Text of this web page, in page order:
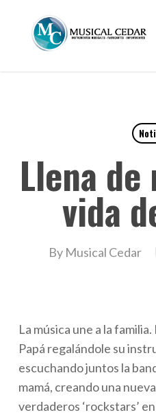
Llena de
vida
By Musical Cedar
La música une a la
Papá regalándole su
escuchando juntos la
mamá, creando una
verdaderos ‘rockstars’